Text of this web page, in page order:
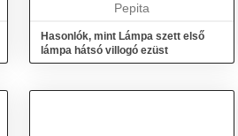
Pepita
Hasonlók, mint Lámpa szett első
lámpa hátsó villogó ezüst